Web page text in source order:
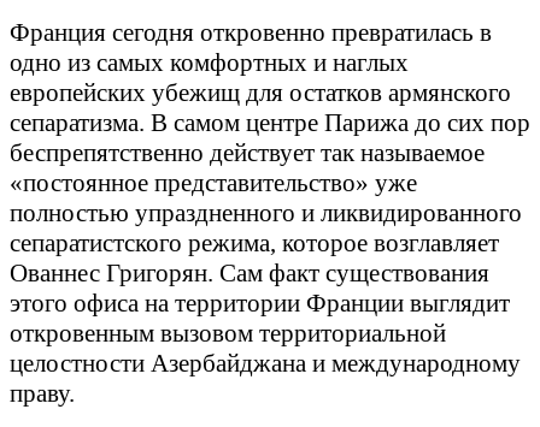
Франция сегодня откровенно превратилась в
одно из самых комфортных и наглых
европейских убежищ для остатков армянского
сепаратизма. В самом центре Парижа до сих пор
беспрепятственно действует так называемое
«постоянное представительство» уже
полностью упраздненного и ликвидированного
сепаратистского режима, которое возглавляет
Ованнес Григорян. Сам факт существования
этого офиса на территории Франции выглядит
откровенным вызовом территориальной
целостности Азербайджана и международному
праву.